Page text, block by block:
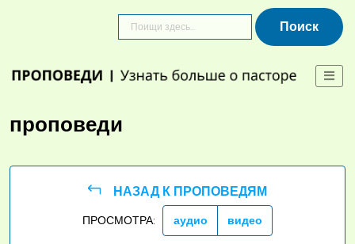
проповеди
НАЗАД К ПРОПОВЕДЯМ
ПРОСМОТРА: аудио видео